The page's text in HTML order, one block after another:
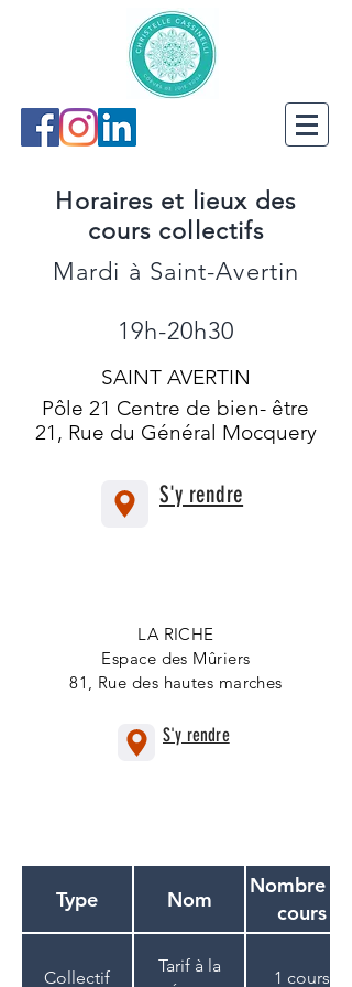
Horaires et lieux des
cours collectifs
Mardi à Saint-Avertin
19h-20h30
SAINT AVERTIN
Pôle 21 Centre de bien- être
21, Rue du Général Mocquery
S'y rendre
LA RICHE
Espace des Mûriers
81, Rue des hautes marches
S'y rendre
Type Nom
Nombre de
cours
Collectif
Tarif à la
1 cours